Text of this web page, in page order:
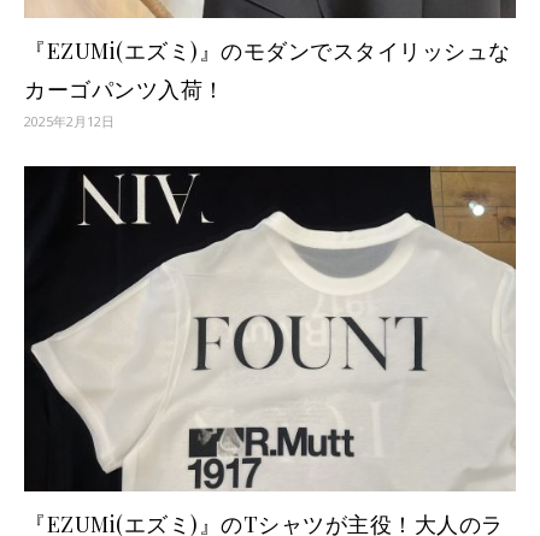
『EZUMi(エズミ)』のモダンでスタイリッシュな
カーゴパンツ入荷！
2025年2月12日
『EZUMi(エズミ)』のTシャツが主役！大人のラ